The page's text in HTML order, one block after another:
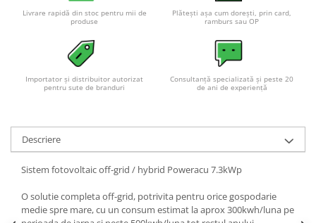
Livrare rapidă din stoc pentru mii de
produse
Plătești așa cum dorești, prin card,
ramburs sau OP
Importator și distribuitor autorizat
pentru sute de branduri
Consultanță specializată și peste 20
de ani de experiență
Descriere
Sistem fotovoltaic off-grid / hybrid Poweracu 7.3kWp
O solutie completa off-grid, potrivita pentru orice gospodarie
medie spre mare, cu un consum estimat la aprox 300kwh/luna pe